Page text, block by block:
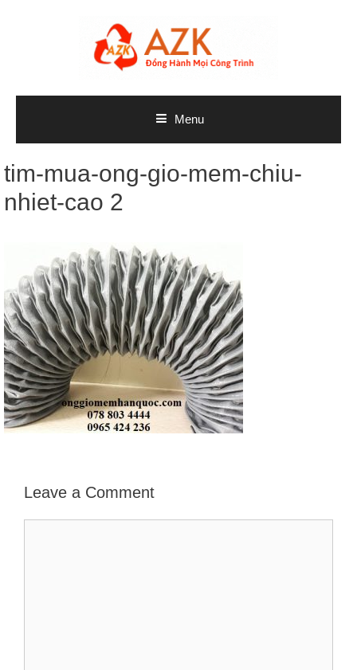
Menu
tim-mua-ong-gio-mem-chiu-
nhiet-cao 2
Leave a Comment